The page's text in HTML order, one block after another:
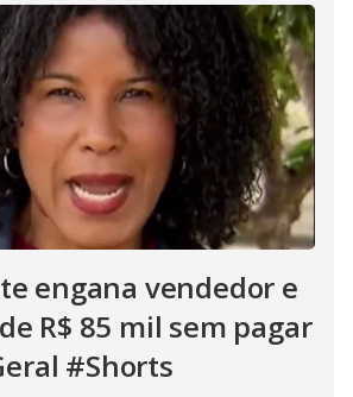
engana vendedor e
R$ 85 mil sem pagar
#Shorts